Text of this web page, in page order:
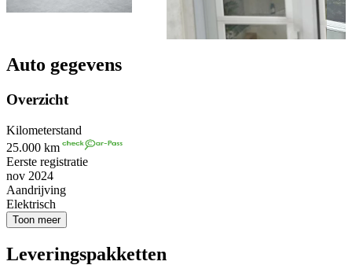
Auto gegevens
Overzicht
Kilometerstand
25.000 km
Eerste registratie
nov 2024
Aandrijving
Elektrisch
Toon meer
Leveringspakketten